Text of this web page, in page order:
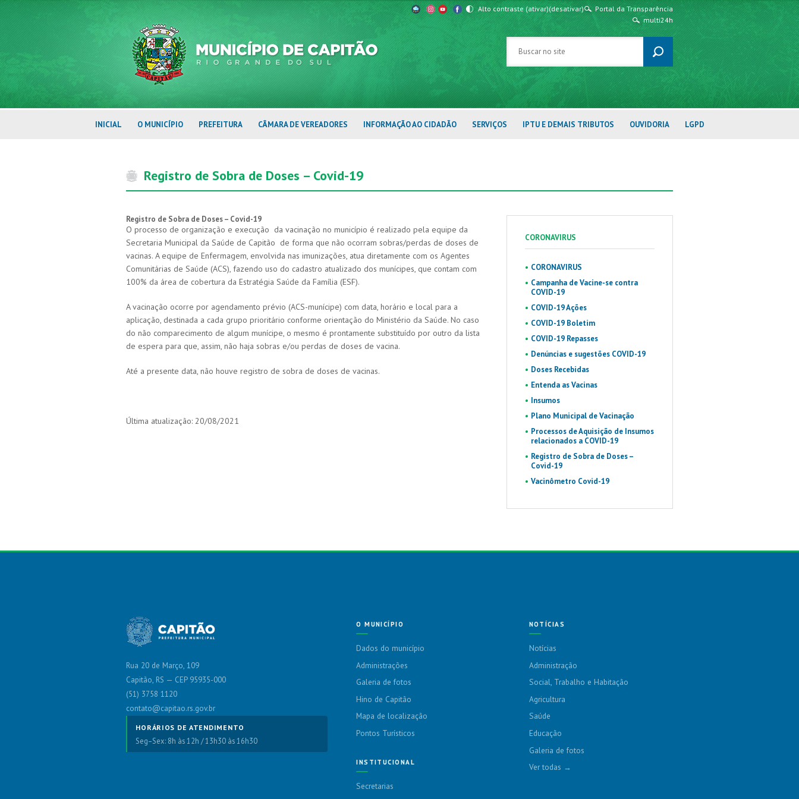
Alto contraste (ativar)(desativar)
Portal da Transparência
multi24h
INICIAL O MUNICÍPIO PREFEITURA CÂMARA DE VEREADORES INFORMAÇÃO AO CIDADÃO SERVIÇOS IPTU E DEMAIS TRIBUTOS OUVIDORIA LGPD
Registro de Sobra de Doses – Covid-19
Registro de Sobra de Doses – Covid-19
O processo de organização e execução da vacinação no município é realizado pela equipe da
Secretaria Municipal da Saúde de Capitão de forma que não ocorram sobras/perdas de doses de
vacinas. A equipe de Enfermagem, envolvida nas imunizações, atua diretamente com os Agentes
Comunitárias de Saúde (ACS), fazendo uso do cadastro atualizado dos munícipes, que contam com
100% da área de cobertura da Estratégia Saúde da Família (ESF).
A vacinação ocorre por agendamento prévio (ACS-munícipe) com data, horário e local para a
aplicação, destinada a cada grupo prioritário conforme orientação do Ministério da Saúde. No caso
do não comparecimento de algum munícipe, o mesmo é prontamente substituído por outro da lista
de espera para que, assim, não haja sobras e/ou perdas de doses de vacina.
Até a presente data, não houve registro de sobra de doses de vacinas.
Última atualização: 20/08/2021
CORONAVIRUS
CORONAVIRUS
Campanha de Vacine-se contra
COVID-19
COVID-19 Ações
COVID-19 Boletim
COVID-19 Repasses
Denúncias e sugestões COVID-19
Doses Recebidas
Entenda as Vacinas
Insumos
Plano Municipal de Vacinação
Processos de Aquisição de Insumos
relacionados a COVID-19
Registro de Sobra de Doses –
Covid-19
Vacinômetro Covid-19
Rua 20 de Março, 109
Capitão, RS — CEP 95935-000
(51) 3758 1120
contato@capitao.rs.gov.br
HORÁRIOS DE ATENDIMENTO
Seg–Sex: 8h às 12h / 13h30 às 16h30
O MUNICÍPIO
Dados do município
Administrações
Galeria de fotos
Hino de Capitão
Mapa de localização
Pontos Turísticos
INSTITUCIONAL
Secretarias
NOTÍCIAS
Notícias
Administração
Social, Trabalho e Habitação
Agricultura
Saúde
Educação
Galeria de fotos
Ver todas →